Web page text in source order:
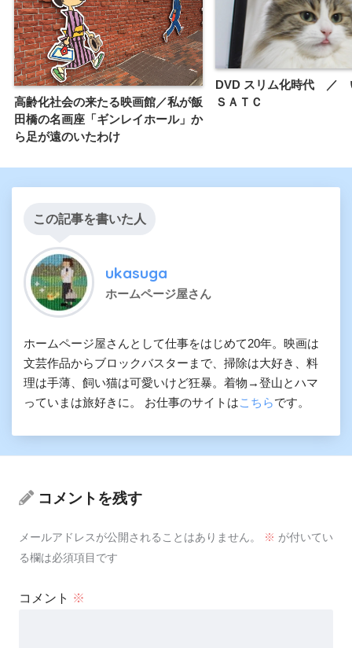
高齢化社会の来たる映画館／私が飯
田橋の名画座「ギンレイホール」か
ら足が遠のいたわけ
DVD スリム化時代 ／
ＳＡＴＣ
この記事を書いた人
ukasuga
ホームページ屋さん
ホームページ屋さんとして仕事をはじめて20年。映画は
文芸作品からブロックバスターまで、掃除は大好き、料
理は手薄、飼い猫は可愛いけど狂暴。着物→登山とハマ
っていまは旅好きに。 お仕事のサイトはこちらです。
コメントを残す
メールアドレスが公開されることはありません。 ※ が付いてい
る欄は必須項目です
コメント ※